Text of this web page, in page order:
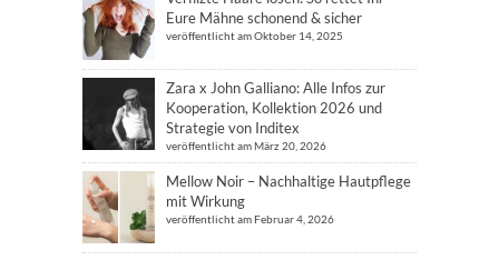
Eure Mähne schonend & sicher
veröffentlicht am Oktober 14, 2025
Zara x John Galliano: Alle Infos zur
Kooperation, Kollektion 2026 und
Strategie von Inditex
veröffentlicht am März 20, 2026
Mellow Noir – Nachhaltige Hautpflege
mit Wirkung
veröffentlicht am Februar 4, 2026